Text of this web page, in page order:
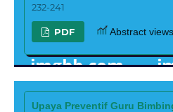
232-241
PDF Abstract
Upaya Preventif Guru